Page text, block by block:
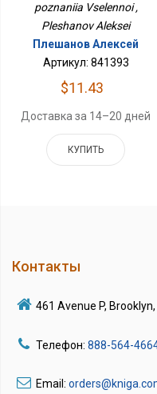
poznaniia Vselennoi ,
Pleshanov Aleksei
Плешанов Алексей
Артикул: 841393
$11.43
Доставка за 14–20 дней
КУПИТЬ
Контакты
461 Avenue P,
Телефон: 888-564-
Email: